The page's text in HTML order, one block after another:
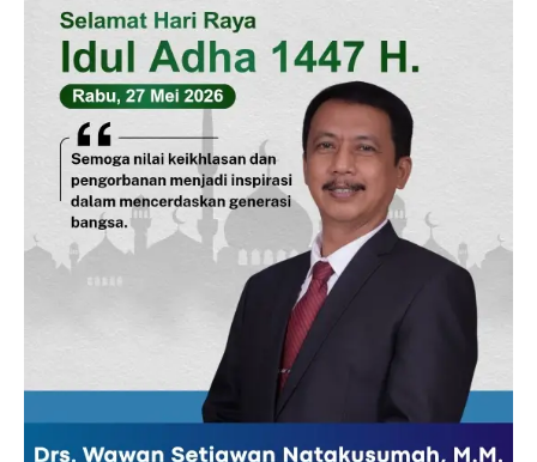
News Week
Magazine PRO